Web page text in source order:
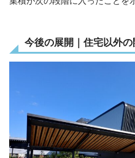
今後の展開｜住宅以外